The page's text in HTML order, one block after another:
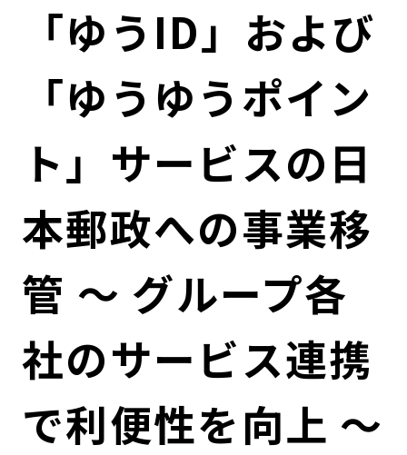
コンプライアンス
ガバナンス
関連事業
個人投資家のみなさまへ
株式情報
IRカレンダー
担当役員メッセージ
サステナビリティマネジメント
社会
ガバナンス
ESGデータ集
「ゆうID」および
「ゆうゆうポイン
ト」サービスの日
本郵政への事業移
管 ～ グループ各
社のサービス連携
で利便性を向上 ～